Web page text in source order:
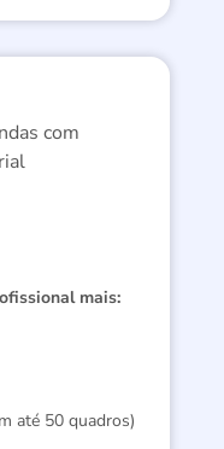
com
mais:
até 50 quadros)